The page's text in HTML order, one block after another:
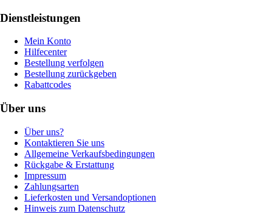
Dienstleistungen
Mein Konto
Hilfecenter
Bestellung verfolgen
Bestellung zurückgeben
Rabattcodes
Über uns
Über uns?
Kontaktieren Sie uns
Allgemeine Verkaufsbedingungen
Rückgabe & Erstattung
Impressum
Zahlungsarten
Lieferkosten und Versandoptionen
Hinweis zum Datenschutz